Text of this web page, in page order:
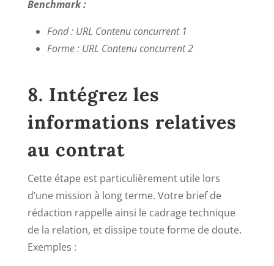
Benchmark :
Fond : URL Contenu concurrent 1
Forme : URL Contenu concurrent 2
8. Intégrez les
informations relatives
au contrat
Cette étape est particulièrement utile lors
d’une mission à long terme. Votre brief de
rédaction rappelle ainsi le cadrage technique
de la relation, et dissipe toute forme de doute.
Exemples :